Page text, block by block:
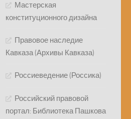
Мастерская
конституционного дизайна
Правовое наследие
Кавказа (Архивы Кавказа)
Россиеведение (Россика)
Российский правовой
портал: Библиотека Пашкова